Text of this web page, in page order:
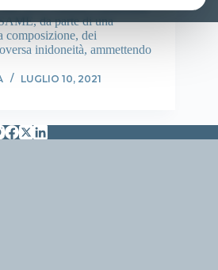
Claudia Caradonna!
da parte di una
composizione, dei
inidoneità, ammettendo
LUGLIO 10, 2021